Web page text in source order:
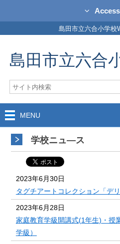
島田市立六合小学校
島田市立六合
MENU
学校ニュ―ス
2023年6月30日
タグチアートコレクション「デ
2023年6月28日
家庭教育学級開講式(1年生)・授
学級）